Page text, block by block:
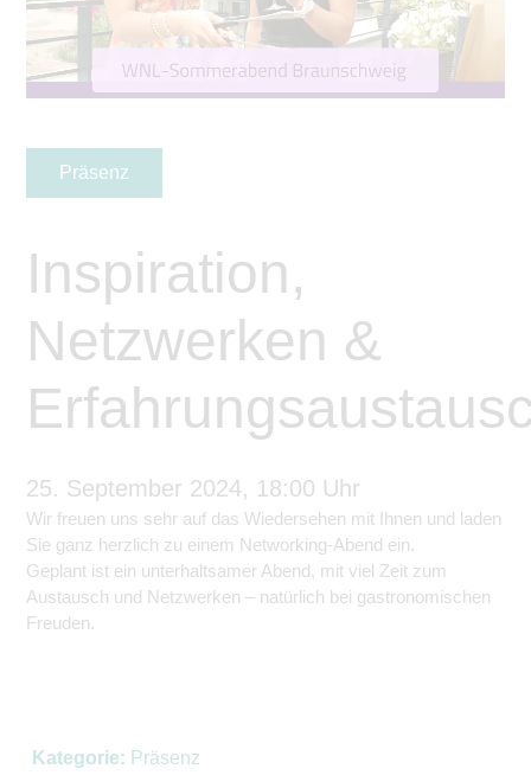
Präsenz
Inspiration,
Netzwerken &
25. September 2024, 18:00 Uhr
Wir freuen uns sehr auf das Wiedersehen mit Ihnen und laden
Sie ganz herzlich zu einem Networking-Abend ein.
Geplant ist ein unterhaltsamer Abend, mit viel Zeit zum
Austausch und Netzwerken – natürlich bei gastronomischen
Freuden.
Kategorie: Präsenz